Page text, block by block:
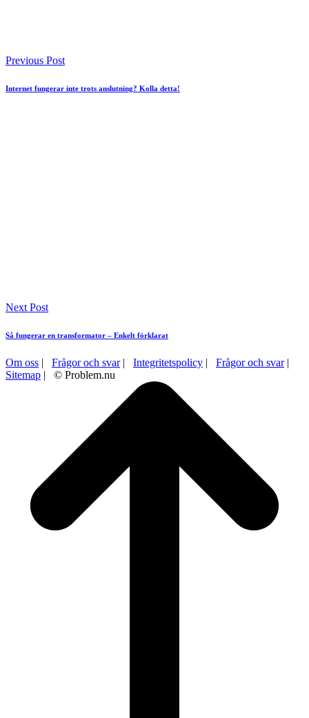
Previous Post
Internet fungerar inte trots anslutning? Kolla detta!
Next Post
Så fungerar en transformator – Enkelt förklarat
Om oss | Frågor och svar| Integritetspolicy | Frågor och svar|
Sitemap | © Problem.nu